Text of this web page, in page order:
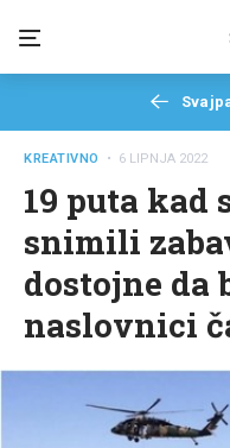
KREATIVNO • 6 LIPNJA 2022
19 puta kad
snimili
dostojne da
naslovnici